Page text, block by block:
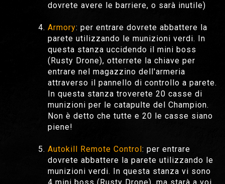
dovrete avere le barriere, o sarà inutile)
Armory: per entrare dovrete abbattere la
parete utilizzando le munizioni verdi. In
questa stanza uccidendo il mini boss
(Rusty Drone), otterrete la chiave per
entrare nel magazzino dell'armeria
attraverso il pannello di controllo a parete.
In questa stanza troverete 20 casse di
munizioni per le catapulte del Champion.
Non è detto che tutte e 20 le casse siano
piene!
Autokill Remote Control : per entrare
dovrete abbattere la parete utilizzando le
munizioni verdi. In questa stanza vi sono